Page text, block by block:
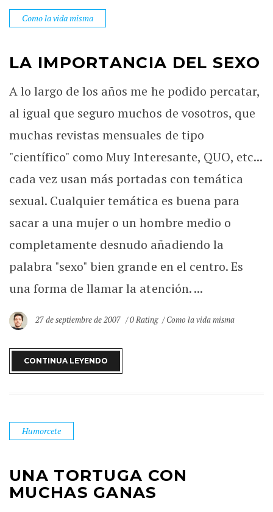
Como la vida misma
LA IMPORTANCIA DEL SEXO
A lo largo de los años me he podido percatar,
al igual que seguro muchos de vosotros, que
muchas revistas mensuales de tipo
"científico" como Muy Interesante, QUO, etc...
cada vez usan más portadas con temática
sexual. Cualquier temática es buena para
sacar a una mujer o un hombre medio o
completamente desnudo añadiendo la
palabra "sexo" bien grande en el centro. Es
una forma de llamar la atención. ...
27 de septiembre de 2007 0 Rating Como la vida misma
CONTINUA LEYENDO
Humorcete
UNA TORTUGA CON
MUCHAS GANAS